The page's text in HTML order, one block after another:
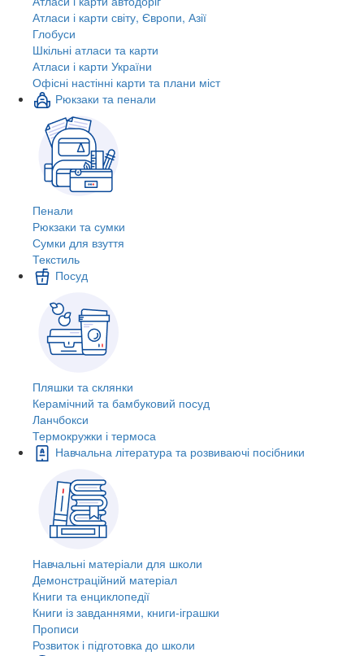
Атласи і карти світу, Європи, Азії
Глобуси
Шкільні атласи та карти
Атласи і карти України
Офісні настінні карти та плани міст
Рюкзаки та пенали
Пенали
Рюкзаки та сумки
Сумки для взуття
Текстиль
Посуд
Пляшки та склянки
Керамічний та бамбуковий посуд
Ланчбокси
Термокружки і термоса
Навчальна література та розвиваючі посібники
Навчальні матеріали для школи
Демонстраційний матеріал
Книги та енциклопедії
Книги із завданнями, книги-іграшки
Прописи
Розвиток і підготовка до школи